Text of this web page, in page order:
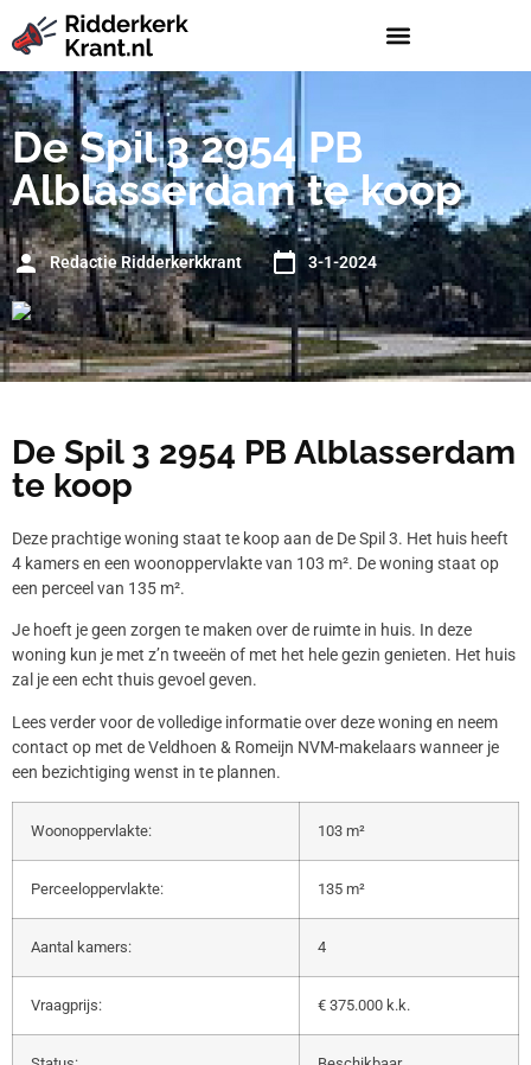
De Spil 3 2954 PB
Alblasserdam te koop
Redactie Ridderkerkkrant 3-1-2024
De Spil 3 2954 PB Alblasserdam
te koop
Deze prachtige woning staat te koop aan de De Spil 3. Het huis heeft
4 kamers en een woonoppervlakte van 103 m². De woning staat op
een perceel van 135 m².
Je hoeft je geen zorgen te maken over de ruimte in huis. In deze
woning kun je met z’n tweeën of met het hele gezin genieten. Het huis
zal je een echt thuis gevoel geven.
Lees verder voor de volledige informatie over deze woning en neem
contact op met de Veldhoen & Romeijn NVM-makelaars wanneer je
een bezichtiging wenst in te plannen.
Woonoppervlakte: 103 m²
Perceeloppervlakte: 135 m²
Aantal kamers: 4
Vraagprijs: € 375.000 k.k.